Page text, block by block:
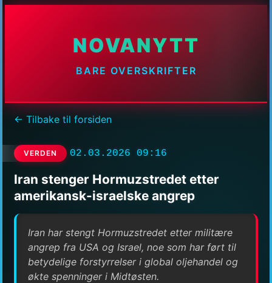
NOVANYTT
BARE OVERSKRIFTER
← Tilbake til forsiden
VERDEN 02.03.2026 09:16
Iran stenger Hormuzstredet etter
amerikansk-israelske angrep
Iran har stengt Hormuzstredet etter militære
angrep fra USA og Israel, noe som har ført til
betydelige forstyrrelser i global oljehandel og
økte spenninger i Midtøsten.